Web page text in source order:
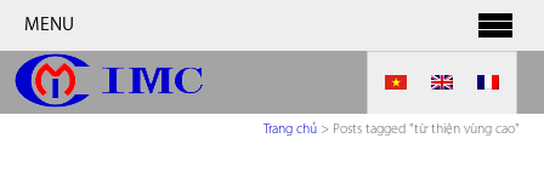
MENU
Trang chủ > Posts tagged "từ thiện vùng cao"